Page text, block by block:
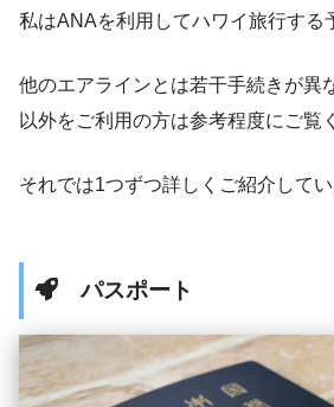
私はANAを利用してハワイ旅行する
他のエアラインとは若干手続きが異
以外をご利用の方は参考程度にご覧
それでは1つずつ詳しくご紹介してい
パスポート